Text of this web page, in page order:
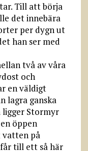
Till att börja
det innebära
per dygn ut
han ser med
två av våra
och
en väldigt
lagra ganska
ligger Stormyr
öppen
vatten på
till ett så här